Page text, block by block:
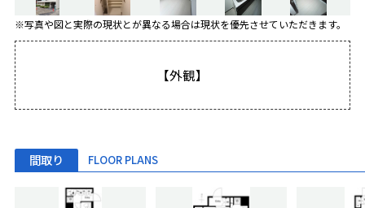
※写真や図と実際の現状とが異なる場合は現状を優先させていただきます。
【外観】
間取り FLOOR PLANS